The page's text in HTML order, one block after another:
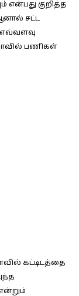
என்பது குறித்த
சட்ட
எவ்வளவு
பணிகள்
கட்டிடத்தை